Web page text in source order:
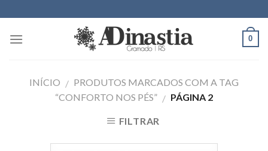
to
content
0
INÍCIO / PRODUTOS MARCADOS COM A TAG
“CONFORTO NOS PÉS” / PÁGINA 2
FILTRAR